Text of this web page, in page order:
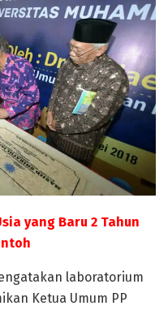
yang Baru 2 Tahun
laboratorium
Ketua Umum PP